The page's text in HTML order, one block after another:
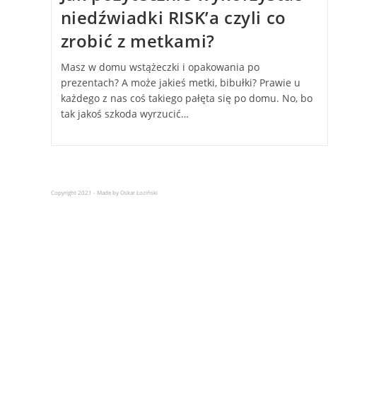
niedźwiadki RISK’a czyli co
zrobić z metkami?
Masz w domu wstążeczki i opakowania po
prezentach? A może jakieś metki, bibułki? Prawie u
każdego z nas coś takiego pałęta się po domu. No, bo
tak jakoś szkoda wyrzucić…
Copyright 2021 - Made by Oskar Łoziński